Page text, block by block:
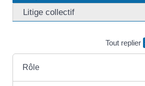
Litige collectif
Tout replier
Rôle